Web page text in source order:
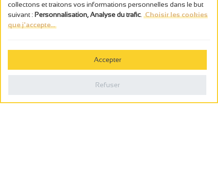
L’abus d’alcool est dangereux pour la santé, à consommer avec
Politique de confidentialité
collectons et traitons vos informations personnelles dans le but
suivant : Personnalisation, Analyse du trafic Choisir les cookies
que j'accepte...
Accepter
Refuser